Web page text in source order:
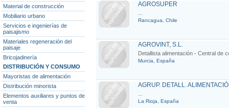
Material de construcción
Mobiliario urbano
Servicios e ingenierías de
paisajismo
Materiales regeneración del
paisaje
Bricojadinería
DISTRIBUCIÓN Y CONSUMO
Mayoristas de alimentación
Distribución minorista
Elementos auxiliares y puntos de
venta
AGROSUPER
Rancagua, Chile
AGROVINT, S.L.
Detallista alimentación - Central de
Murcia, España
AGRUP. DETALL.
La Rioja, España